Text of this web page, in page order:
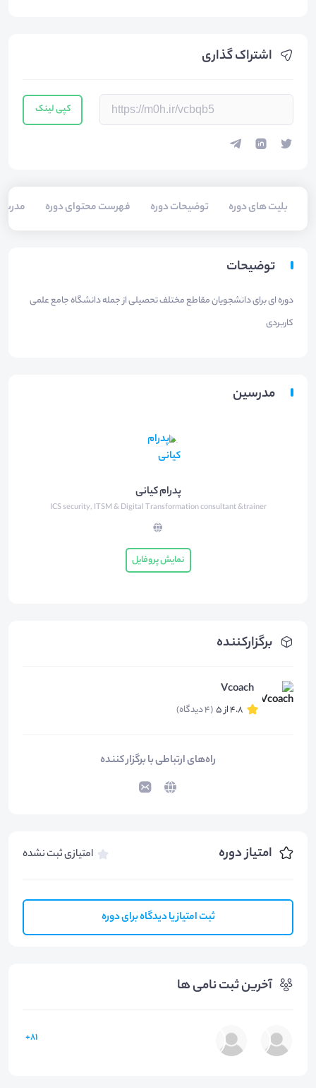
برگزارکننده
Vcoach
4.8 از 5 (4 دیدگاه)
راه‌های ارتباطی با برگزار کننده
امتیاز دوره امتیازی ثبت نشده
ثبت امتیاز یا دیدگاه برای دوره
اشتراک گذاری
کپی لینک
آخرین ثبت نامی ها
81+
بلیت های دوره توضیحات دوره فهرست محتوای دوره
توضیحات
دوره ای برای دانشجویان مقاطع مختلف تحصیلی از جمله دانشگاه جامع علمی
کاربردی
مدرسین
پدرام کیانی
ICS security, ITSM & Digital Transformation consultant &trainer
نمایش پروفایل